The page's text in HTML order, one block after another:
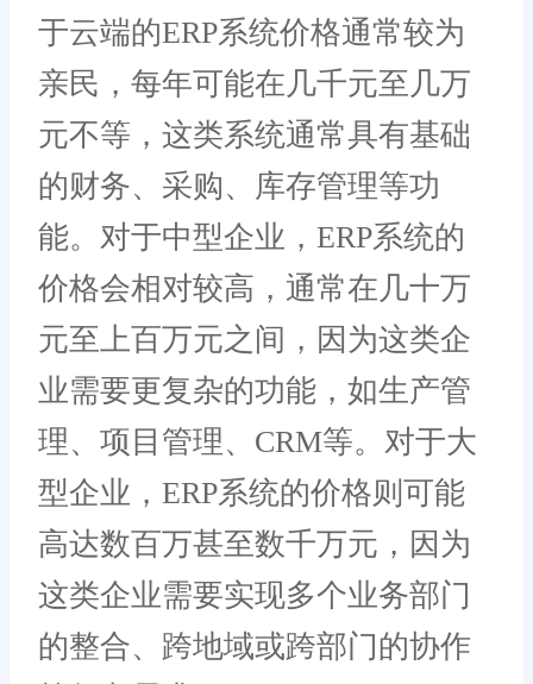
于云端的ERP系统价格通常较为
亲民，每年可能在几千元至几万
元不等，这类系统通常具有基础
的财务、采购、库存管理等功
能。对于中型企业，ERP系统的
价格会相对较高，通常在几十万
元至上百万元之间，因为这类企
业需要更复杂的功能，如生产管
理、项目管理、CRM等。对于大
型企业，ERP系统的价格则可能
高达数百万甚至数千万元，因为
这类企业需要实现多个业务部门
的整合、跨地域或跨部门的协作